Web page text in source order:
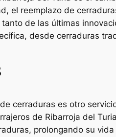
el reemplazo de
de las últimas
desde cerraduras
cerraduras es otro
de Ribarroja del
prolongando su